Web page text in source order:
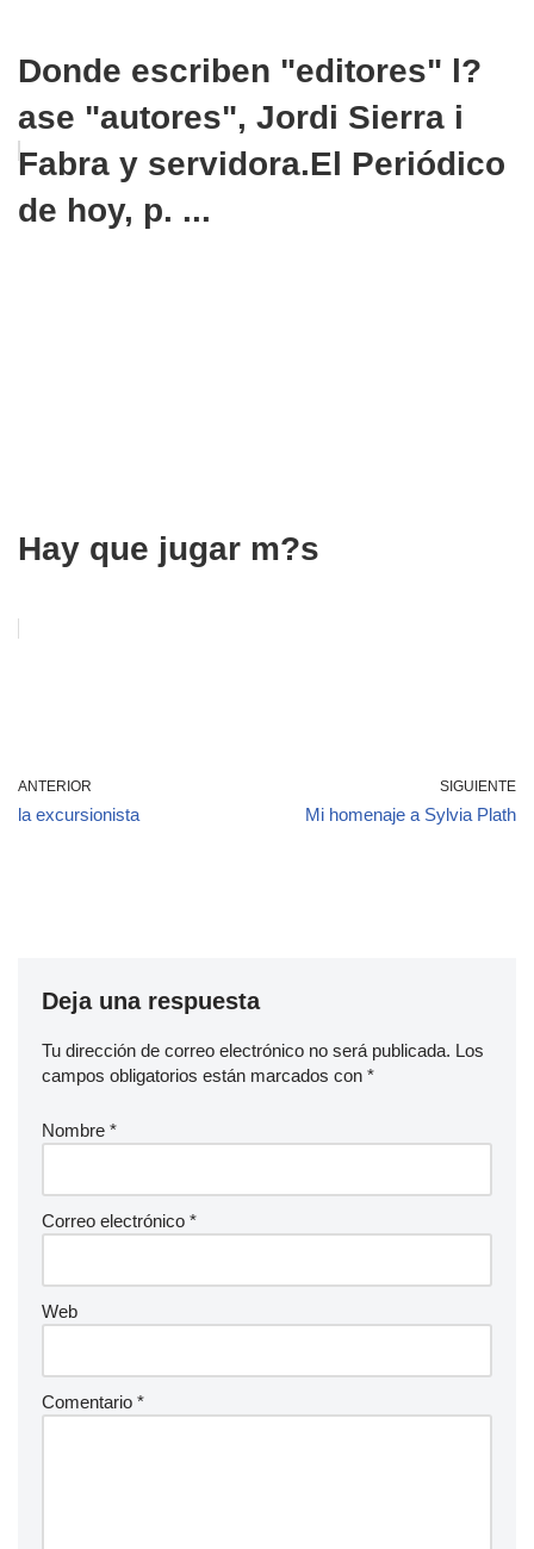
Donde escriben "editores" l?
ase "autores", Jordi Sierra i
Fabra y servidora.El Periódico
de hoy, p. ...
Hay que jugar m?s
ANTERIOR
la excursionista
SIGUIENTE
Mi homenaje a Sylvia Plath
Deja una respuesta
Tu dirección de correo electrónico no será publicada. Los
campos obligatorios están marcados con *
Nombre *
Correo electrónico *
Web
Comentario *